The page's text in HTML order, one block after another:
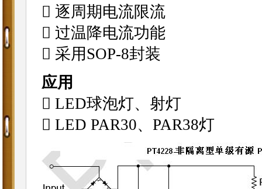
 逐周期电流限流
 过温降电流功能
 采用SOP-8封装
应用
 LED球泡灯、射灯
 LED PAR30、PAR38灯